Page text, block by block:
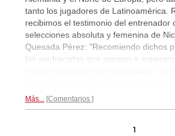
tanto los jugadores de Latinoamérica.
recibimos el testimonio del entrenador
selecciones absoluta y femenina de
Quesada Pérez: "Recomiendo dichos
los ajedrecistas que aspiren a
Más... Comentarios
1